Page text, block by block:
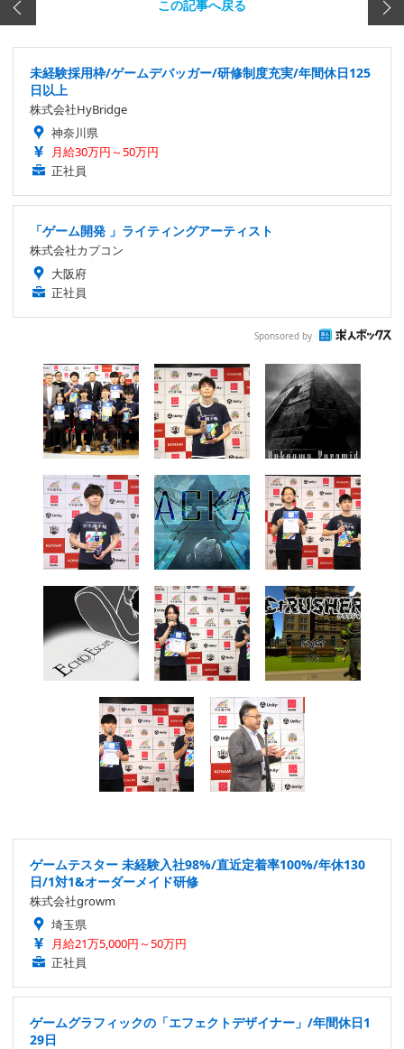
この記事へ戻る
未経験採用枠/ゲームデバッガー/研修制度充実/年間休日125
日以上
株式会社HyBridge
神奈川県
月給30万円～50万円
正社員
「ゲーム開発 」ライティングアーティスト
株式会社カプコン
大阪府
正社員
Sponsored by
ゲームテスター 未経験入社98%/直近定着率100%/年休130
日/1対1&オーダーメイド研修
株式会社growm
埼玉県
月給21万5,000円～50万円
正社員
ゲームグラフィックの「エフェクトデザイナー」/年間休日1
29日